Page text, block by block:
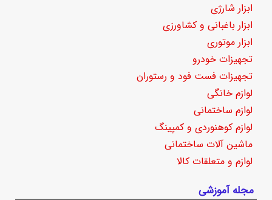
ابزار شارژی
ابزار باغبانی و کشاورزی
ابزار موتوری
تجهیزات خودرو
تجهیزات فست فود و رستوران
لوازم خانگی
لوازم ساختمانی
لوازم کوهنوردی و کمپینگ
ماشین آلات ساختمانی
لوازم و متعلقات کالا
مجله آموزشی